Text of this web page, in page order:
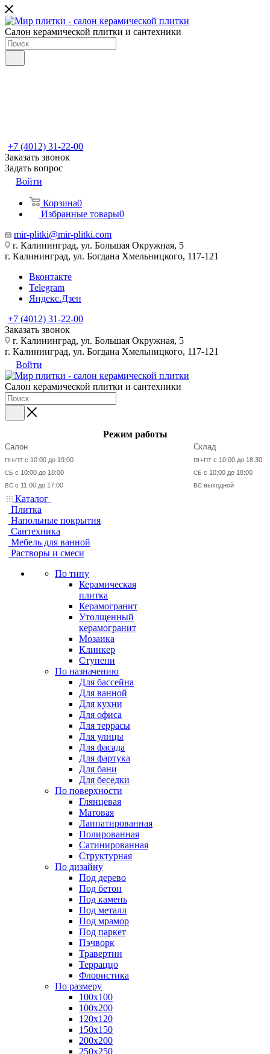
Салон керамической плитки и сантехники
+7 (4012) 31-22-00
Заказать звонок
Задать вопрос
Войти
Корзина0
Избранные товары0
mir-plitki@mir-plitki.com
г. Калининград, ул. Большая Окружная, 5
г. Калининград, ул. Богдана Хмельницкого, 117-121
Вконтакте
Telegram
Яндекс.Дзен
+7 (4012) 31-22-00
Заказать звонок
г. Калининград, ул. Большая Окружная, 5
г. Калининград, ул. Богдана Хмельницкого, 117-121
Войти
Салон керамической плитки и сантехники
Режим работы
Салон
ПН-ПТ с 10:00 до 19:00
СБ с 10:00 до 18:00
ВС с 11:00 до 17:00
Склад
ПН-ПТ с 10:00 до 18:30
СБ с 10:00 до 18:00
ВС выходной
Каталог
Плитка
Напольные покрытия
Сантехника
Мебель для ванной
Растворы и смеси
По типу
Керамическая
плитка
Керамогранит
Утолщенный
керамогранит
Мозаика
Клинкер
Ступени
По назначению
Для бассейна
Для ванной
Для кухни
Для офиса
Для террасы
Для улицы
Для фасада
Для фартука
Для бани
Для беседки
По поверхности
Глянцевая
Матовая
Лаппатированная
Полированная
Сатинированная
Структурная
По дизайну
Под дерево
Под бетон
Под камень
Под металл
Под мрамор
Под паркет
Пэчворк
Травертин
Терраццо
Флористика
По размеру
100х100
100х200
120х120
150х150
200х200
250х250